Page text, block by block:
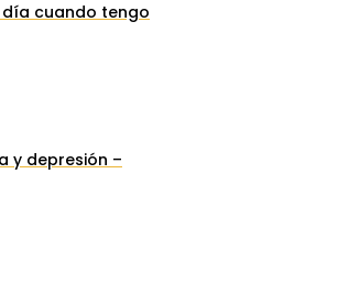
cuando tengo
y depresión –